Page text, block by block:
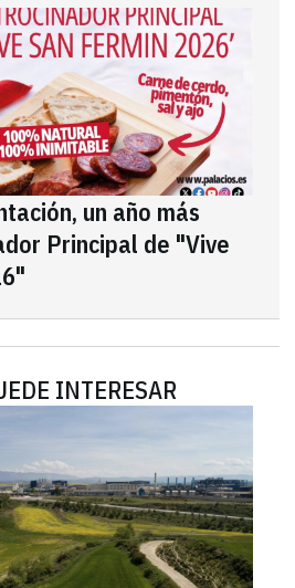
un año más
Principal de "Vive
INTERESAR